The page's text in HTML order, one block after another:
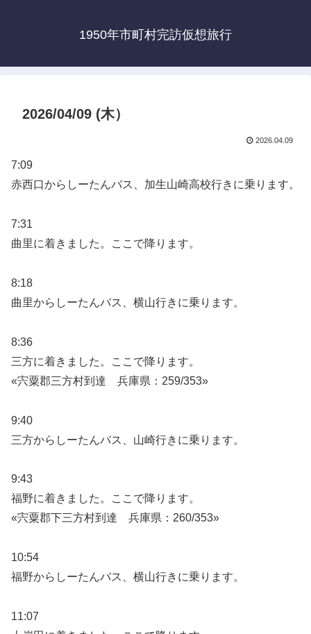
1950年市町村完訪仮想旅行
2026/04/09 (木）
2026.04.09
7:09
赤西口からしーたんバス、加生山崎高校行きに乗ります。
7:31
曲里に着きました。ここで降ります。
8:18
曲里からしーたんバス、横山行きに乗ります。
8:36
三方に着きました。ここで降ります。
«宍粟郡三方村到達 兵庫県：259/353»
9:40
三方からしーたんバス、山崎行きに乗ります。
9:43
福野に着きました。ここで降ります。
«宍粟郡下三方村到達 兵庫県：260/353»
10:54
福野からしーたんバス、横山行きに乗ります。
11:07